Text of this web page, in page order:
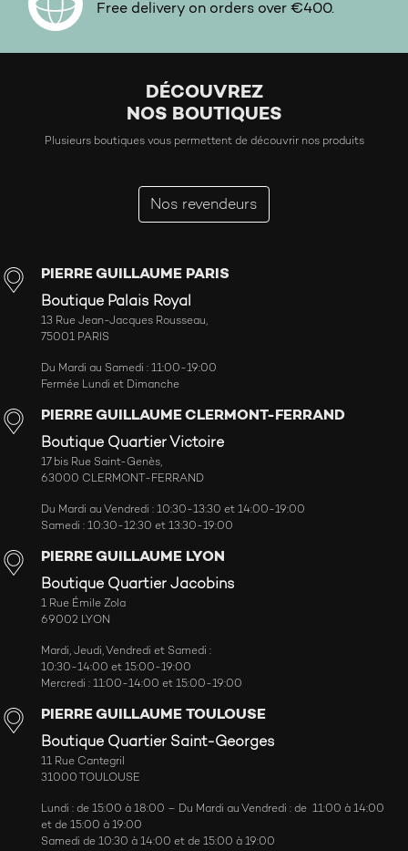
Free delivery on orders over €400.
DÉCOUVREZ
NOS BOUTIQUES
Plusieurs boutiques vous permettent de découvrir nos produits
Nos revendeurs
PIERRE GUILLAUME PARIS
Boutique Palais Royal
13 Rue Jean-Jacques Rousseau,
75001 PARIS
Du Mardi au Samedi : 11:00-19:00
Fermée Lundi et Dimanche
PIERRE GUILLAUME CLERMONT-FERRAND
Boutique Quartier Victoire
17 bis Rue Saint-Genès,
63000 CLERMONT-FERRAND
Du Mardi au Vendredi : 10:30-13:30 et 14:00-19:00
Samedi : 10:30-12:30 et 13:30-19:00
PIERRE GUILLAUME LYON
Boutique Quartier Jacobins
1 Rue Émile Zola
69002 LYON
Mardi, Jeudi, Vendredi et Samedi :
10:30-14:00 et 15:00-19:00
Mercredi : 11:00-14:00 et 15:00-19:00
PIERRE GUILLAUME TOULOUSE
Boutique Quartier Saint-Georges
11 Rue Cantegril
31000 TOULOUSE
Lundi : de 15:00 à 18:00 – Du Mardi au Vendredi : de 11:00 à 14:00
et de 15:00 à 19:00
Samedi de 10:30 à 14:00 et de 15:00 à 19:00